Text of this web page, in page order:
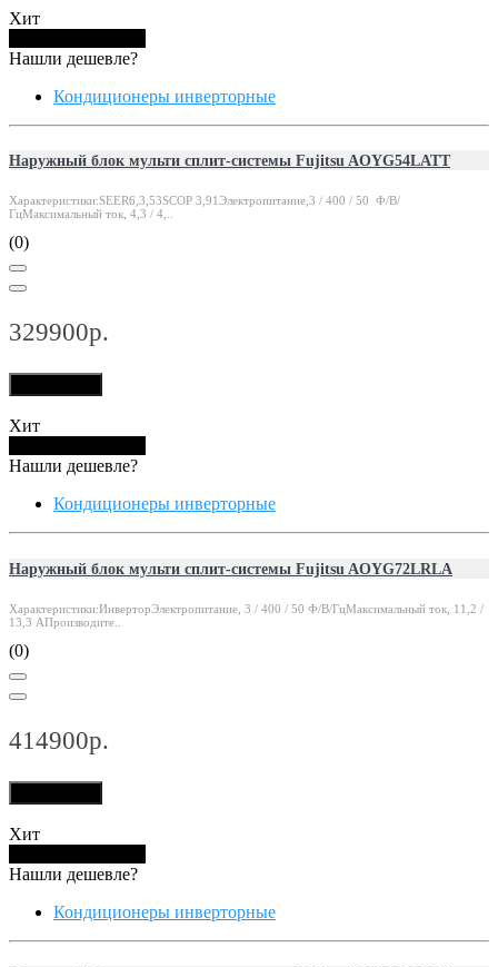
Хит
Нашли дешевле?
Кондиционеры инверторные
Наружный блок мульти сплит-системы Fujitsu AOYG54LATT
Характеристики:SEER6,3,53SCOP 3,91Электропитание,3 / 400 / 50 Ф/В/
ГцМаксимальный ток, 4,3 / 4,..
(0)
329900р.
Хит
Нашли дешевле?
Кондиционеры инверторные
Наружный блок мульти сплит-системы Fujitsu AOYG72LRLA
Характеристики:ИнверторЭлектропитание, 3 / 400 / 50 Ф/В/ГцМаксимальный ток, 11,2 /
13,3 АПроизводите..
(0)
414900р.
Хит
Нашли дешевле?
Кондиционеры инверторные